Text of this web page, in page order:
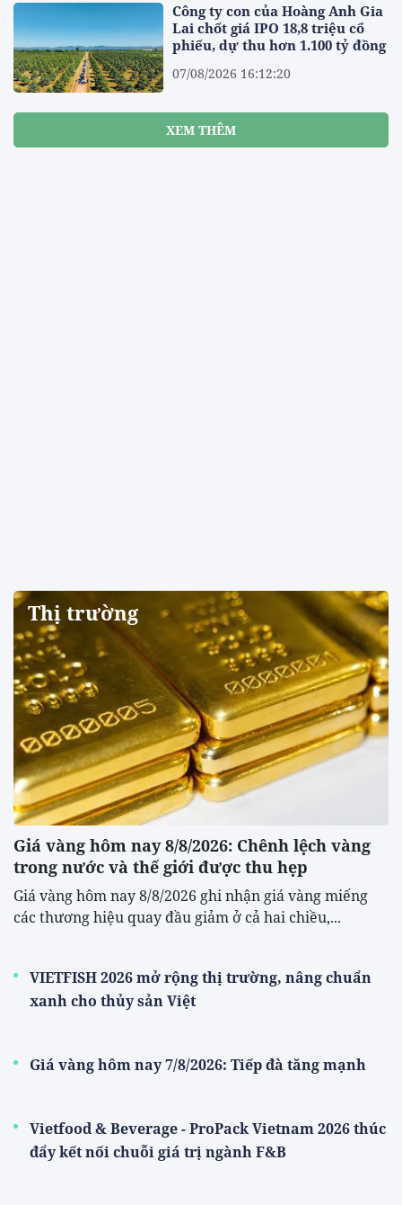
Công ty con của Hoàng Anh Gia
Lai chốt giá IPO 18,8 triệu cổ
phiếu, dự thu hơn 1.100 tỷ đồng
07/08/2026 16:12:20
XEM THÊM
Thị trường
Giá vàng hôm nay 8/8/2026: Chênh lệch vàng
trong nước và thế giới được thu hẹp
Giá vàng hôm nay 8/8/2026 ghi nhận giá vàng miếng
các thương hiệu quay đầu giảm ở cả hai chiều,...
VIETFISH 2026 mở rộng thị trường, nâng chuẩn
xanh cho thủy sản Việt
Giá vàng hôm nay 7/8/2026: Tiếp đà tăng mạnh
Vietfood & Beverage - ProPack Vietnam 2026 thúc
đẩy kết nối chuỗi giá trị ngành F&B